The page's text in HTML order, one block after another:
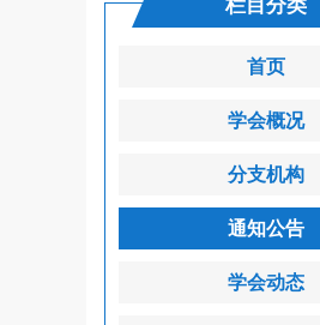
栏目分类
首页
学会概况
分支机构
通知公告
学会动态